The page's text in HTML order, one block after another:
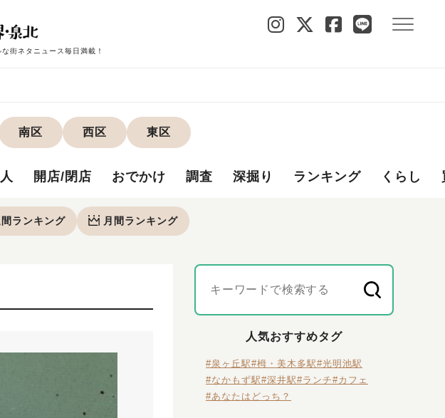
街ネタニュース毎日満載！
南区 西区 東区
開店/閉店 おでかけ 調査 深掘り ランキング くらし
ランキング 月間 ランキング
人気おすすめタグ
#泉ヶ丘駅#栂・美木多駅#光明池駅
#なかもず駅#深井駅#ランチ#カフェ
#あなたはどっち？